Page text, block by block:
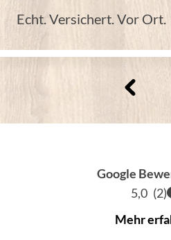
Echt. Versichert. Vor Ort.
Google
5,0 (2)
Mehr